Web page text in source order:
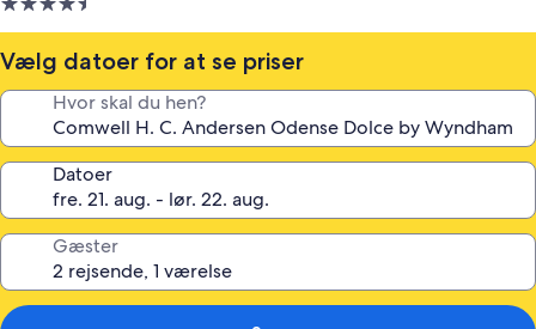
4.5-
stjernet
overnatningssted
Vælg datoer for at se priser
Hvor skal du hen?
Datoer
Gæster